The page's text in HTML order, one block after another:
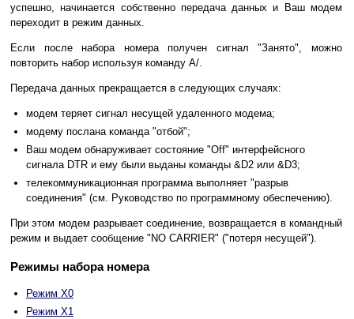
успешно, начинается собственно передача данных и Ваш модем
переходит в режим данных.
Если после набора номера получен сигнал "Занято", можно
повторить набор используя команду A/.
Передача данных прекращается в следующих случаях:
модем теряет сигнал несущей удаленного модема;
модему послана команда "отбой";
Ваш модем обнаруживает состояние "Off" интерфейсного
сигнала DTR и ему были выданы команды &D2 или &D3;
телекоммуникационная программа выполняет "разрыв
соединения" (см. Руководство по программному обеспечению).
При этом модем разрывает соединение, возвращается в командный
режим и выдает сообщение "NO CARRIER" ("потеря несущей").
Режимы набора номера
Режим X0
Режим X1